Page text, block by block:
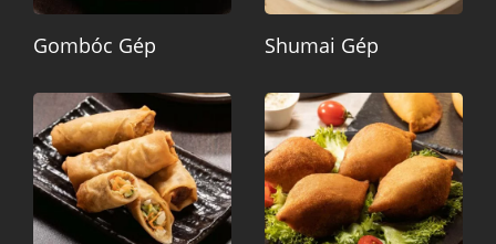
Gombóc Gép Shumai Gép